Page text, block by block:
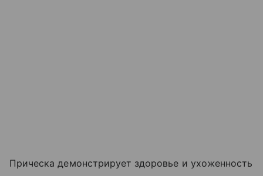
Прическа демонстрирует здоровье и ухоженность